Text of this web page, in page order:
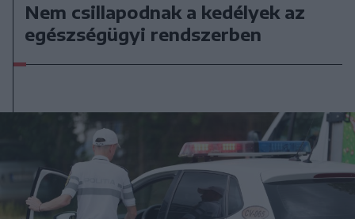
Nem csillapodnak a kedélyek az
egészségügyi rendszerben